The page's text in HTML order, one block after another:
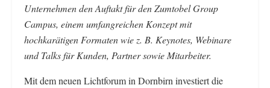
Unternehmen den Auftakt für den Zumtobel Group
Campus, einem umfangreichen Konzept mit
hochkarätigen Formaten wie z. B. Keynotes, Webinare
und Talks für Kunden, Partner sowie Mitarbeiter.
Mit dem neuen Lichtforum in Dornbirn investiert die